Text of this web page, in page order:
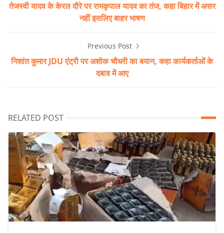
तेजस्वी यादव के केरल दौरे पर रामकृपाल यादव का तंज, कहा बिहार में असर
नहीं इसलिए बाहर भाषण
Previous Post
निशांत कुमार JDU एंट्री पर अशोक चौधरी का बयान, कहा कार्यकर्ताओं के
दबाव में आए
RELATED POST